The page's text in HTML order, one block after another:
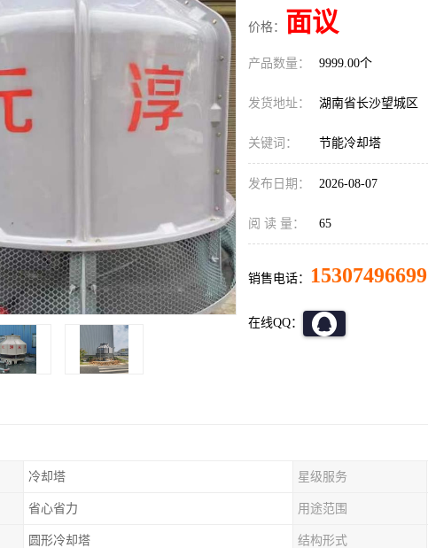
价格： 面议
产品数量： 9999.00个
发货地址： 湖南省长沙望城区
关键词： 节能冷却塔
发布日期： 2026-08-07
阅 读 量： 65
销售电话： 15307496699
在线QQ：
冷却塔 星级服务
省心省力 用途范围
圆形冷却塔 结构形式